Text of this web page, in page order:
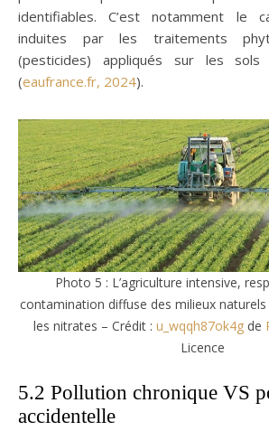
identifiables. C’est notamment le
induites par les traitements
(pesticides) appliqués sur les
(eaufrance.fr, 2024).
Photo 5 : L’agriculture intensive,
contamination diffuse des milieux
les nitrates – Crédit : u_wqqh87ok4gde
Licence
5.2 Pollution chronique VS
accidentelle